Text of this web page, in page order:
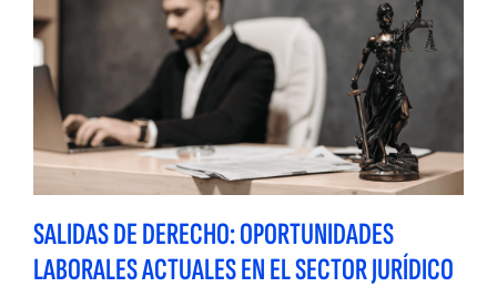
SALIDAS DE DERECHO: OPORTUNIDADES
LABORALES ACTUALES EN EL SECTOR JURÍDICO